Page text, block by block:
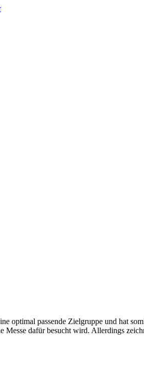
optimal passende Zielgruppe und hat
Messe dafür besucht wird. Allerdings